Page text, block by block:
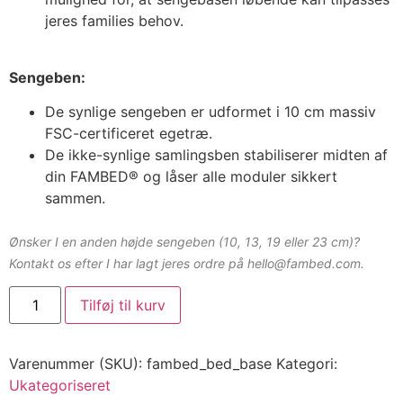
jeres families behov.
Sengeben:
De synlige sengeben er udformet i 10 cm massiv
FSC-certificeret egetræ.
De ikke-synlige samlingsben stabiliserer midten af
din FAMBED® og låser alle moduler sikkert
sammen.
Ønsker I en anden højde sengeben (10, 13, 19 eller 23 cm)?
Kontakt os efter I har lagt jeres ordre på hello@fambed.com.
Tilføj til kurv
Varenummer (SKU): fambed_bed_base Kategori:
Ukategoriseret